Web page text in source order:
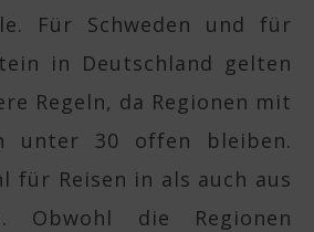
Für Schweden und für
in Deutschland gelten
Regeln, da Regionen mit
unter 30 offen bleiben.
für Reisen in als auch aus
Obwohl die Regionen